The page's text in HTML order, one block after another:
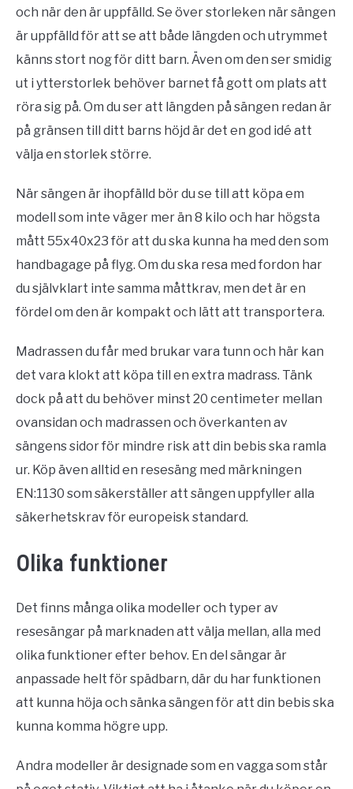
och när den är uppfälld. Se över storleken när sängen
är uppfälld för att se att både längden och utrymmet
känns stort nog för ditt barn. Även om den ser smidig
ut i ytterstorlek behöver barnet få gott om plats att
röra sig på. Om du ser att längden på sängen redan är
på gränsen till ditt barns höjd är det en god idé att
välja en storlek större.
När sängen är ihopfälld bör du se till att köpa em
modell som inte väger mer än 8 kilo och har högsta
mått 55x40x23 för att du ska kunna ha med den som
handbagage på flyg. Om du ska resa med fordon har
du självklart inte samma måttkrav, men det är en
fördel om den är kompakt och lätt att transportera.
Madrassen du får med brukar vara tunn och här kan
det vara klokt att köpa till en extra madrass. Tänk
dock på att du behöver minst 20 centimeter mellan
ovansidan och madrassen och överkanten av
sängens sidor för mindre risk att din bebis ska ramla
ur. Köp även alltid en resesäng med märkningen
EN:1130 som säkerställer att sängen uppfyller alla
säkerhetskrav för europeisk standard.
Olika funktioner
Det finns många olika modeller och typer av
resesängar på marknaden att välja mellan, alla med
olika funktioner efter behov. En del sängar är
anpassade helt för spädbarn, där du har funktionen
att kunna höja och sänka sängen för att din bebis ska
kunna komma högre upp.
Andra modeller är designade som en vagga som står